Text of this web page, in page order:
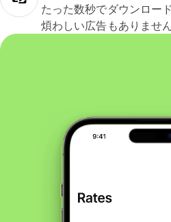
たった数秒でダウンロー
煩わしい広告もありません